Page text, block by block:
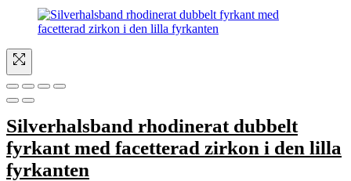
Silverhalsband rhodinerat dubbelt
fyrkant med facetterad zirkon i den lilla
fyrkanten